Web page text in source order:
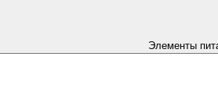
Элементы